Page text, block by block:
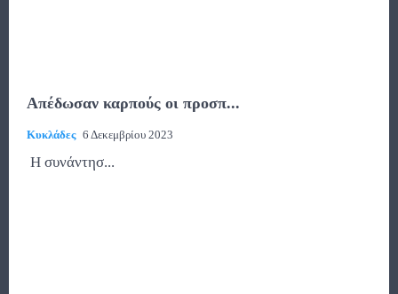
Απέδωσαν καρπούς οι προσπ...
Κυκλάδες 6 Δεκεμβρίου 2023
Η συνάντησ...